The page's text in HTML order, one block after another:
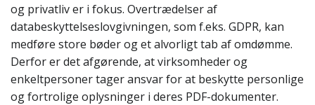
og privatliv er i fokus. Overtrædelser af
databeskyttelseslovgivningen, som f.eks. GDPR, kan
medføre store bøder og et alvorligt tab af omdømme.
Derfor er det afgørende, at virksomheder og
enkeltpersoner tager ansvar for at beskytte personlige
og fortrolige oplysninger i deres PDF-dokumenter.